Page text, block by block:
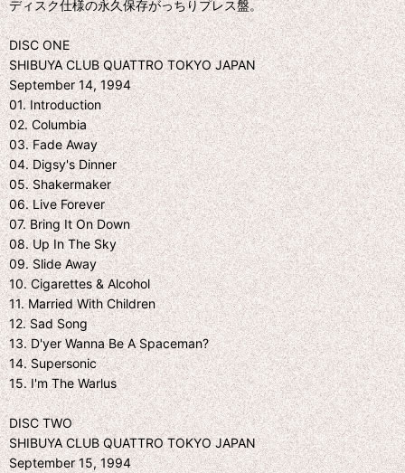
ディスク仕様の永久保存がっちりプレス盤。
DISC ONE
SHIBUYA CLUB QUATTRO TOKYO JAPAN
September 14, 1994
01. Introduction
02. Columbia
03. Fade Away
04. Digsy's Dinner
05. Shakermaker
06. Live Forever
07. Bring It On Down
08. Up In The Sky
09. Slide Away
10. Cigarettes & Alcohol
11. Married With Children
12. Sad Song
13. D'yer Wanna Be A Spaceman?
14. Supersonic
15. I'm The Warlus
DISC TWO
SHIBUYA CLUB QUATTRO TOKYO JAPAN
September 15, 1994